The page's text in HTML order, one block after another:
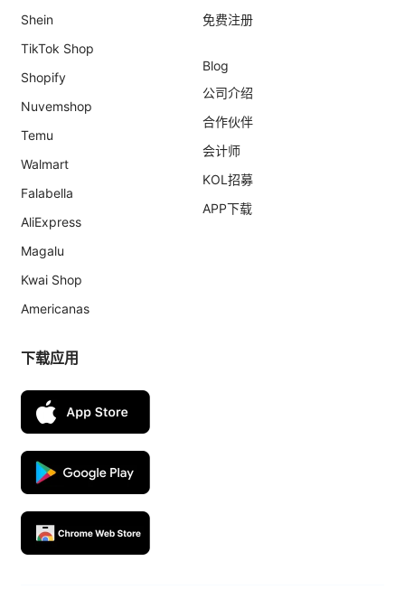
Shein
TikTok Shop
Shopify
Nuvemshop
Temu
Walmart
Falabella
AliExpress
Magalu
Kwai Shop
Americanas
免费注册
Blog
公司介绍
合作伙伴
会计师
KOL招募
APP下载
下载应用